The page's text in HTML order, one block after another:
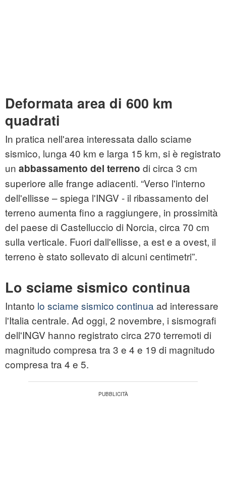
Deformata area di 600 km
quadrati
In pratica nell'area interessata dallo sciame
sismico, lunga 40 km e larga 15 km, si è registrato
un abbassamento del terreno di circa 3 cm
superiore alle frange adiacenti. “Verso l'interno
dell'ellisse – spiega l'INGV - il ribassamento del
terreno aumenta fino a raggiungere, in prossimità
del paese di Castelluccio di Norcia, circa 70 cm
sulla verticale. Fuori dall'ellisse, a est e a ovest, il
terreno è stato sollevato di alcuni centimetri”.
Lo sciame sismico continua
Intanto lo sciame sismico continua ad interessare
l'Italia centrale. Ad oggi, 2 novembre, i sismografi
dell'INGV hanno registrato circa 270 terremoti di
magnitudo compresa tra 3 e 4 e 19 di magnitudo
compresa tra 4 e 5.